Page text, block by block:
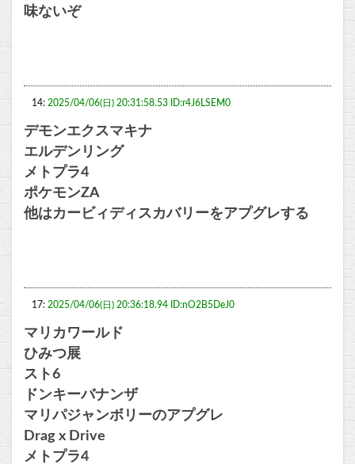
味ないぞ
14: 2025/04/06(日) 20:31:58.53 ID:r4J6LSEM0
デモンエクスマキナ
エルデンリング
メトプラ4
ポケモンZA
他はカービィディスカバリーをアプグレする
17: 2025/04/06(日) 20:36:18.94 ID:nO2B5DeJ0
マリカワールド
ひみつ展
スト6
ドンキーバナンザ
マリパジャンボリーのアプグレ
Drag x Drive
メトプラ4